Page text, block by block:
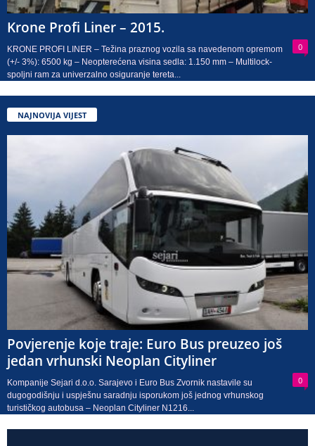
Krone Profi Liner – 2015.
0
KRONE PROFI LINER – Težina praznog vozila sa navedenom opremom
(+/- 3%): 6500 kg – Neopterećena visina sedla: 1.150 mm – Multilock-
spoljni ram za univerzalno osiguranje tereta...
NAJNOVIJA VIJEST
Povjerenje koje traje: Euro Bus preuzeo još
jedan vrhunski Neoplan Cityliner
0
Kompanije Sejari d.o.o. Sarajevo i Euro Bus Zvornik nastavile su
dugogodišnju i uspješnu saradnju isporukom još jednog vrhunskog
turističkog autobusa – Neoplan Cityliner N1216...